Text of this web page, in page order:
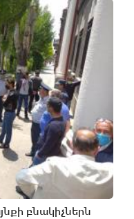
բնակիչներն